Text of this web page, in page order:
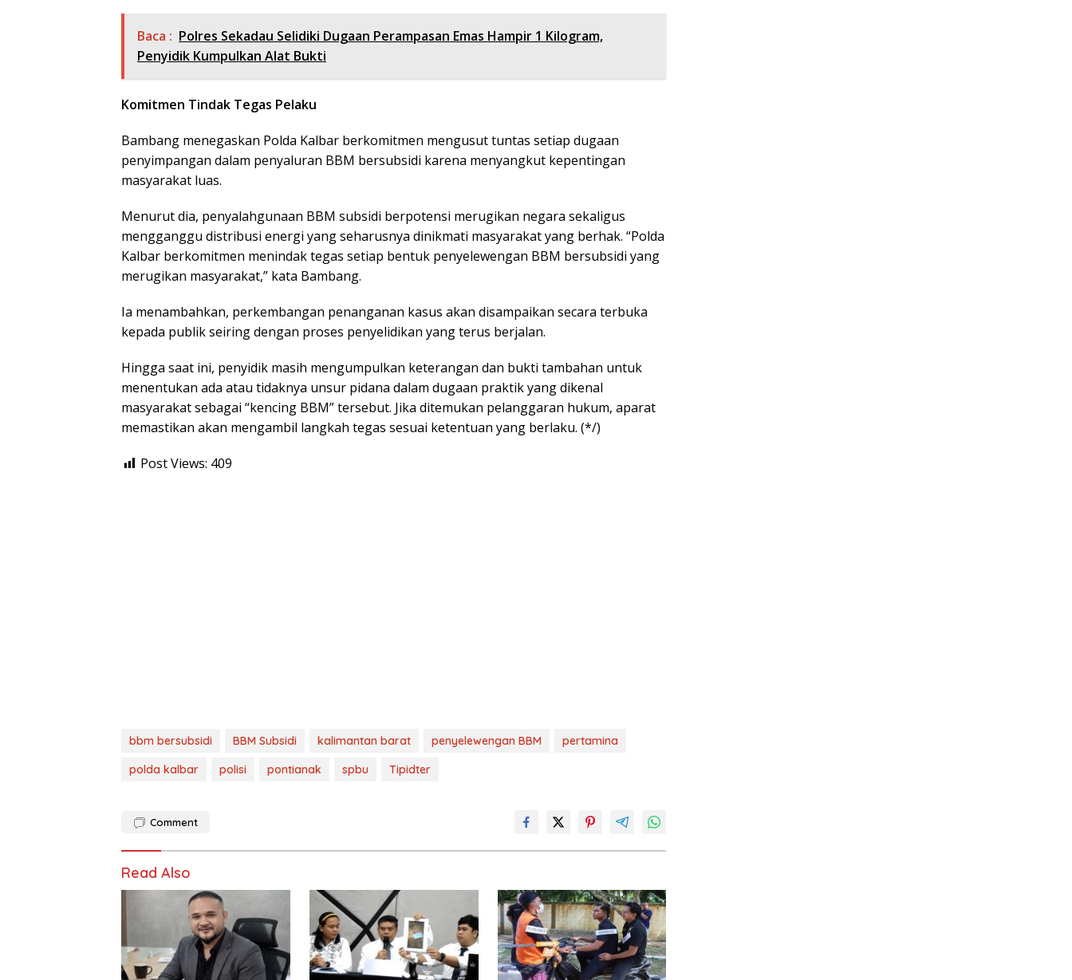
Baca : Polres Sekadau Selidiki Dugaan Perampasan Emas Hampir 1 Kilogram,
Penyidik Kumpulkan Alat Bukti
Komitmen Tindak Tegas Pelaku
Bambang menegaskan Polda Kalbar berkomitmen mengusut tuntas setiap dugaan
penyimpangan dalam penyaluran BBM bersubsidi karena menyangkut kepentingan
masyarakat luas.
Menurut dia, penyalahgunaan BBM subsidi berpotensi merugikan negara sekaligus
mengganggu distribusi energi yang seharusnya dinikmati masyarakat yang berhak. “Polda
Kalbar berkomitmen menindak tegas setiap bentuk penyelewengan BBM bersubsidi yang
merugikan masyarakat,” kata Bambang.
Ia menambahkan, perkembangan penanganan kasus akan disampaikan secara terbuka
kepada publik seiring dengan proses penyelidikan yang terus berjalan.
Hingga saat ini, penyidik masih mengumpulkan keterangan dan bukti tambahan untuk
menentukan ada atau tidaknya unsur pidana dalam dugaan praktik yang dikenal
masyarakat sebagai “kencing BBM” tersebut. Jika ditemukan pelanggaran hukum, aparat
memastikan akan mengambil langkah tegas sesuai ketentuan yang berlaku. (*/)
Post Views: 409
bbm bersubsidi BBM Subsidi kalimantan barat penyelewengan BBM
pertamina
polda kalbar
polisi pontianak spbu Tipidter
Comment
Read Also